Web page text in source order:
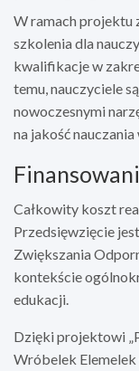
W ramach projektu
szkolenia dla
kwalifikacje w
temu, nauczyciele
nowoczesnymi
na jakość
Całkowity koszt
Przedsięwzięcie
Zwiększania
kontekście
edukacji.
Dzięki projektowi
Wróbelek Elemelek